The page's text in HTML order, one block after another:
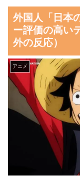
完全に見えてる動画
てしまう…
磁気嵐、地球由来
が観測！
舌を絡ませて、唾液
── ちゅっちゅしなが
エッ画像♪
海外「日本よ、お
ーワンだ」 熊本地震
本の対応のスピード
外国人「日本
ー評価の高い
外の反応）
アニメ